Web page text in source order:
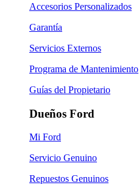
Accesorios Personalizados
Garantía
Servicios Externos
Programa de Mantenimiento
Guías del Propietario
Dueños Ford
Mi Ford
Servicio Genuino
Repuestos Genuinos